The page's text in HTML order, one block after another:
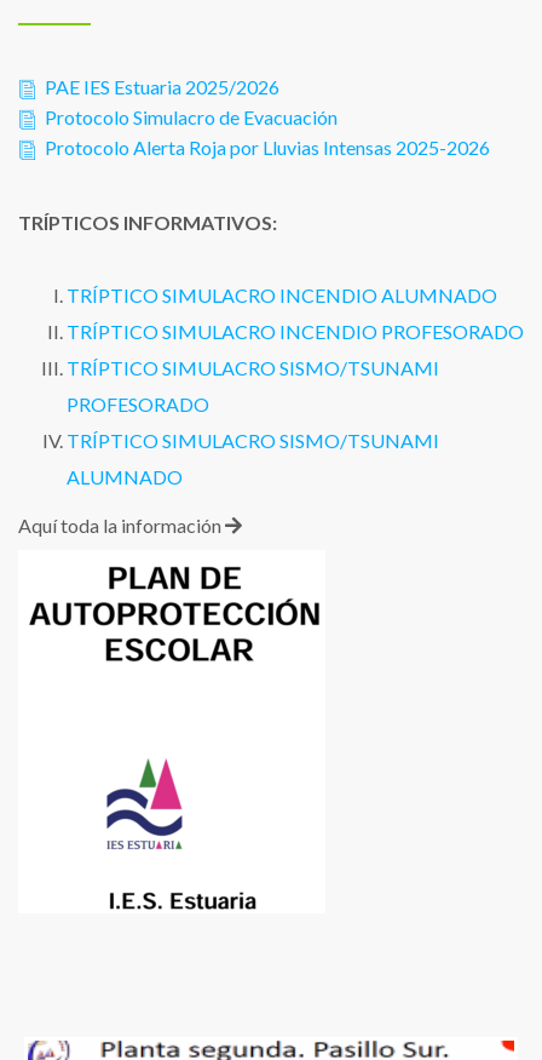
PAE IES Estuaria 2025/2026
Protocolo Simulacro de Evacuación
Protocolo Alerta Roja por Lluvias Intensas 2025-2026
TRÍPTICOS INFORMATIVOS:
TRÍPTICO SIMULACRO INCENDIO ALUMNADO
TRÍPTICO SIMULACRO INCENDIO PROFESORADO
TRÍPTICO SIMULACRO SISMO/TSUNAMI
PROFESORADO
TRÍPTICO SIMULACRO SISMO/TSUNAMI
ALUMNADO
Aquí toda la información